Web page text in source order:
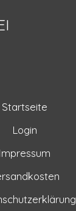
Startseite
Login
Impressum